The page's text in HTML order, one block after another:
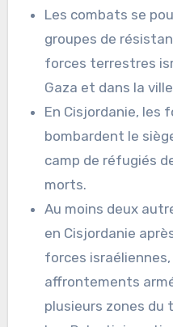
Les combats se
groupes de
forces terrestres
Gaza et dans la
En Cisjordanie, les
bombardent le
camp de réfugiés
morts.
Au moins deux
en Cisjordanie
forces
affrontements
plusieurs zones du